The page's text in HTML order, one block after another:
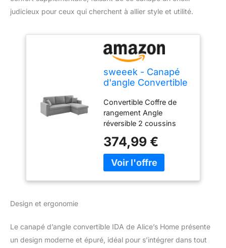
judicieux pour ceux qui cherchent à allier style et utilité.
sweeek - Canapé
d'angle Convertible
IDA - 3 Places.
Fauteuil d'angle
réversible Coffre
Rangement lit
modulable. 2
Coussins Inclus.
Convertible Coffre de
rangement Angle
réversible 2 coussins
374,99 €
Design et ergonomie
Le canapé d’angle convertible IDA de Alice’s Home présente
un design moderne et épuré, idéal pour s’intégrer dans tout